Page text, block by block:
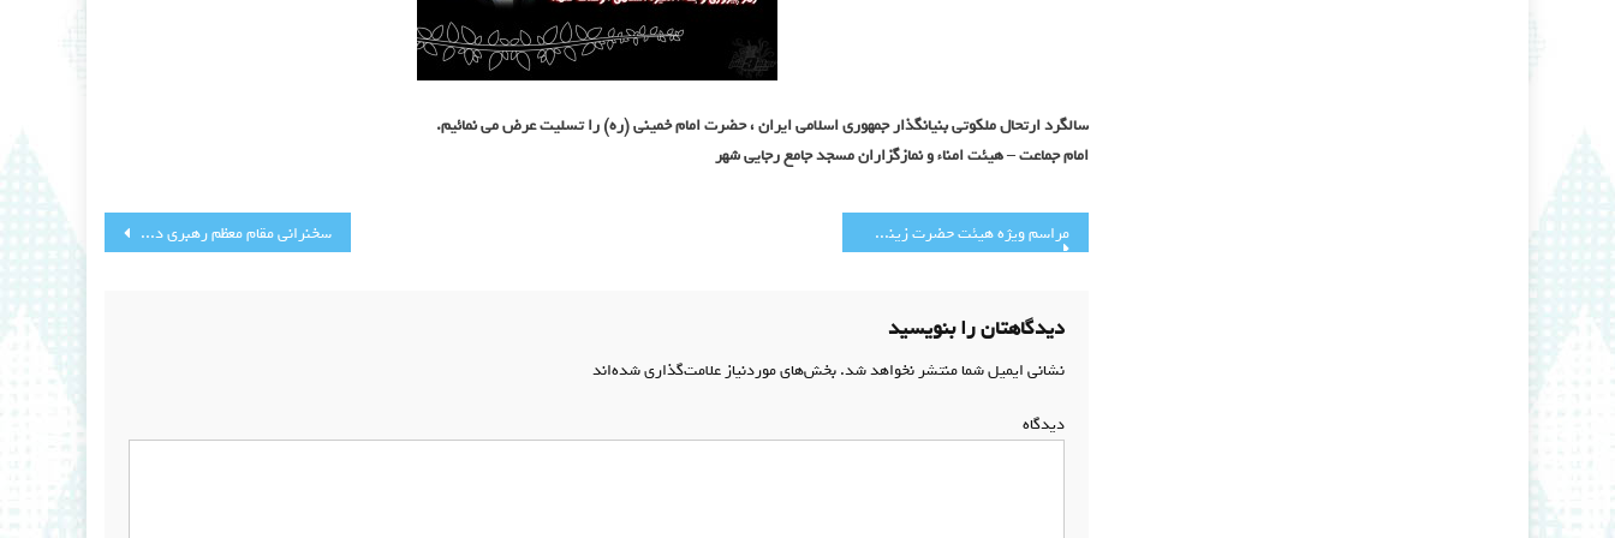
سالگرد ارتحال ملکوتی بنیانگذار جمهوری اسلامی ایران ، حضرت امام خمینی (ره) را تسلیت عرض می نمائیم.
امام جماعت – هیئت امناء و نمازگزاران مسجد جامع رجایی شهر
راهبری
سخنرانی مقام معظم رهبري در حرم امام خمینی: نمی شود به وعده مستکبرین و حرف‌های جلسه خصوصیشان اعتماد کرد مراسم ویژه هیئت حضرت زینب (س) بمناسبت 14 و 15 خرداد
دیدگاهتان را بنویسید
نشانی ایمیل شما منتشر نخواهد شد.بخش‌های موردنیاز علامت‌گذاری شده‌اند
دیدگاه